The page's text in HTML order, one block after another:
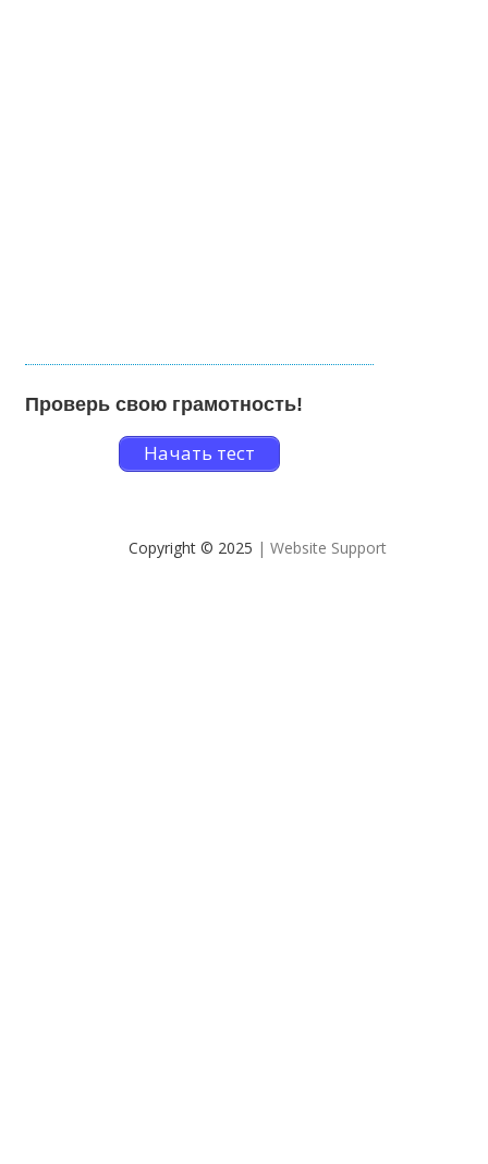
Проверь свою грамотность!
Начать тест
Copyright © 2025 | Website Support